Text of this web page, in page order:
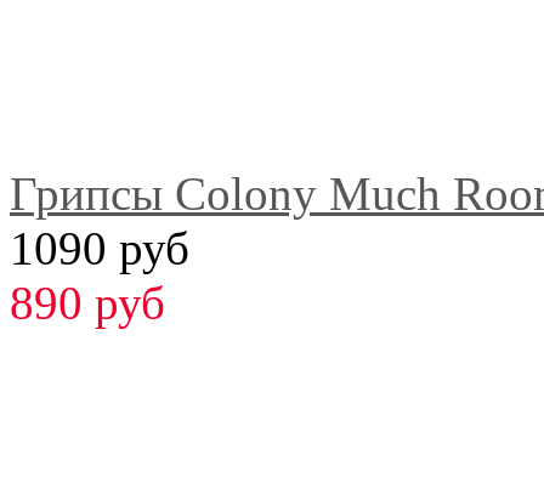
Грипсы Colony Much
1090 руб
890 руб